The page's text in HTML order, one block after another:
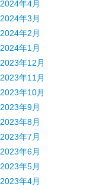
2024年4月
2024年3月
2024年2月
2024年1月
2023年12月
2023年11月
2023年10月
2023年9月
2023年8月
2023年7月
2023年6月
2023年5月
2023年4月